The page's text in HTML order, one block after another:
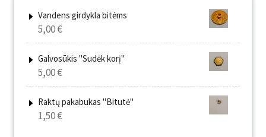
Vandens girdykla bitėms
5,00€
Galvosūkis "Sudėk korį"
5,00€
Raktų pakabukas "Bitutė"
1,50€